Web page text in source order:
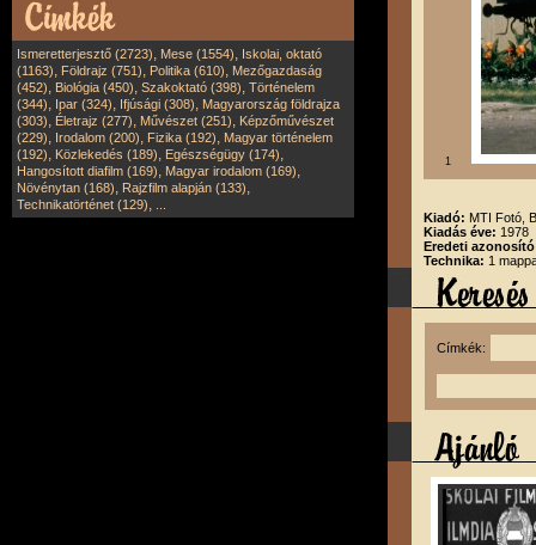
Ismeretterjesztő (2723), Mese (1554), Iskolai, oktató
(1163), Földrajz (751), Politika (610), Mezőgazdaság
(452), Biológia (450), Szakoktató (398), Történelem
(344), Ipar (324), Ifjúsági (308), Magyarország földrajza
(303), Életrajz (277), Művészet (251), Képzőművészet
(229), Irodalom (200), Fizika (192), Magyar történelem
(192), Közlekedés (189), Egészségügy (174),
Hangosított diafilm (169), Magyar irodalom (169),
Növénytan (168), Rajzfilm alapján (133),
Technikatörténet (129),
1
Kiadó: MTI Fotó,
Kiadás éve: 1978
Eredeti
Technika: 1
Címkék: